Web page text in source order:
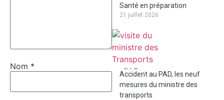
Nom *
Santé en préparation
21 juillet 2026
Accident au PAD, les neuf
mesures du ministre des
transports